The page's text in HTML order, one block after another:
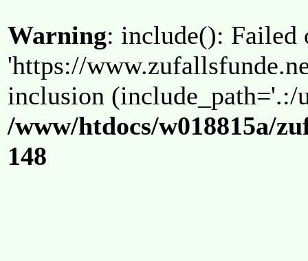
Warning: include(): Failed
'https://
inclusion (include_path='.:/
/www/htdocs/w018815a/
148